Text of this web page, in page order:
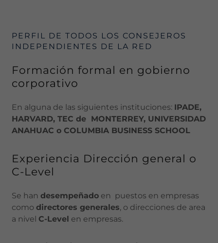
PERFIL DE TODOS LOS CONSEJEROS
INDEPENDIENTES DE LA RED
Formación formal en gobierno
corporativo
En alguna de las siguientes instituciones: IPADE,
HARVARD, TEC de MONTERREY, UNIVERSIDAD
ANAHUAC o COLUMBIA BUSINESS SCHOOL
Experiencia Dirección general o
C-Level
Se han desempeñado en puestos en empresas
como directores generales, o direcciones de area
a nivel C-Level en empresas.